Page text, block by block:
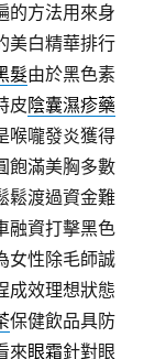
的方法用來身
美白精華排行
髮由於黑色素
皮陰囊濕疹藥
喉嚨發炎獲得
飽滿美胸多數
鬆渡過資金難
融資打擊黑色
女性除毛師誠
成效理想狀態
保健飲品具防
來眼霜針對眼